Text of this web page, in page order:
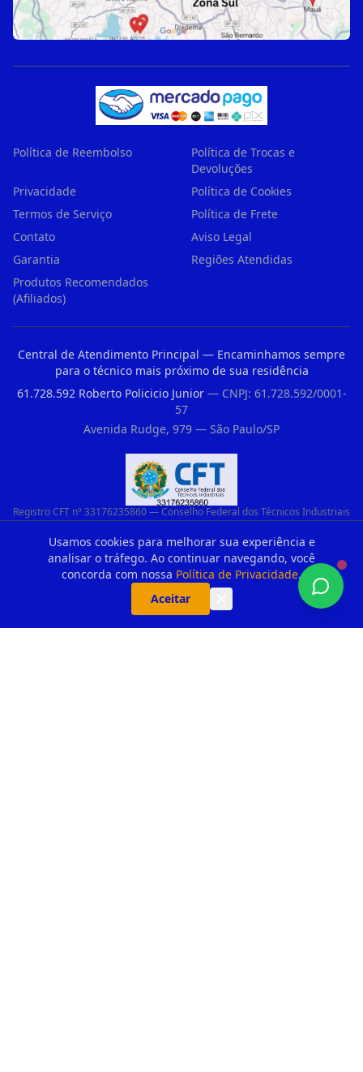
Usamos cookies para melhorar sua experiência e
analisar o tráfego. Ao continuar navegando, você
concorda com nossa Política de Privacidade.
Aceitar
Política de Reembolso
Política de Trocas e
Devoluções
Privacidade
Política de Cookies
Termos de Serviço
Política de Frete
Contato
Aviso Legal
Garantia
Regiões Atendidas
Produtos Recomendados
(Afiliados)
Central de Atendimento Principal — Encaminhamos sempre
para o técnico mais próximo de sua residência
61.728.592 Roberto Policicio Junior— CNPJ: 61.728.592/0001-
57
Avenida Rudge, 979 — São Paulo/SP
Registro CFT nº 33176235860 — Conselho Federal dos Técnicos Industriais
Parceiros Recomendados
Portao De Elevacao Em Guarulhos